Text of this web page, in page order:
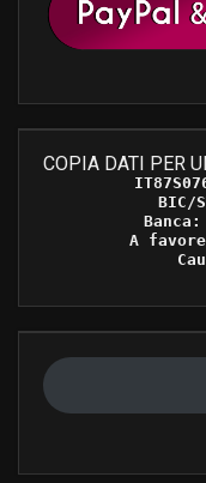
COPIA DATI PER
BIC/
A